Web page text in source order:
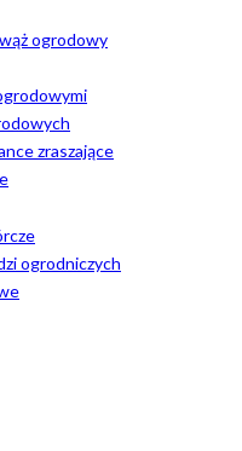
ogrodowy
zraszające
ogrodniczych